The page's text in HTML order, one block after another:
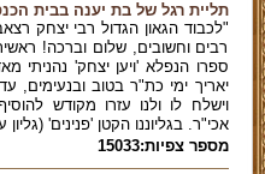
תליית רגל של בת יענה בבית
"לכבוד הגאון הגדול רבי יצחק
רבים וחשובים, שלום וברכה!
ספרו הנפלא 'ויען יצחק' נהניתי
יאריך ימי כת"ר בטוב ובנעימים,
וישלח לו ולנו עזרו מקודש
אכי"ר. בגליוננו הקטן 'פנינים'
מספר צפיות:15033